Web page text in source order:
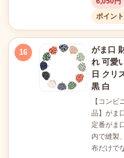
ポイン
16
がま口
れ 可愛
日 クリ
黒 白
【コン
品】がま
定番がま
内で縫製
布だけで